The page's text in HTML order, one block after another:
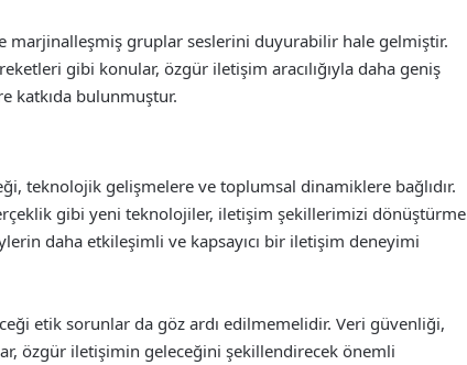
marjinalleşmiş gruplar seslerini duyurabilir hale gelmiştir.
gibi konular, özgür iletişim aracılığıyla daha geniş
katkıda bulunmuştur.
teknolojik gelişmelere ve toplumsal dinamiklere bağlıdır.
gibi yeni teknolojiler, iletişim şekillerimizi dönüştürme
daha etkileşimli ve kapsayıcı bir iletişim deneyimi
etik sorunlar da göz ardı edilmemelidir. Veri güvenliği,
özgür iletişimin geleceğini şekillendirecek önemli